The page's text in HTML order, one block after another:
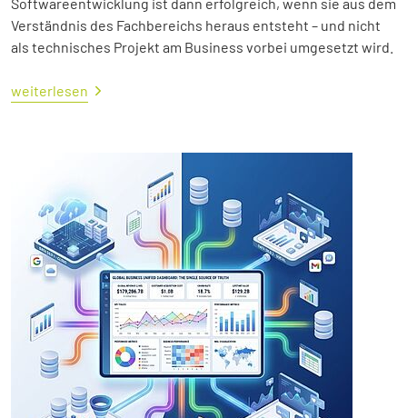
Verständnis des Fachbereichs heraus entsteht – und nicht
als technisches Projekt am Business vorbei umgesetzt wird.
weiterlesen